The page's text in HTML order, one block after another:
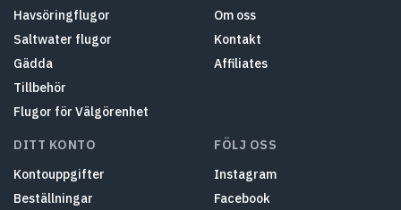
Havsöringflugor
Saltwater flugor
Gädda
Tillbehör
Flugor för Välgörenhet
Om oss
Kontakt
Affiliates
DITT KONTO
Kontouppgifter
Beställningar
FÖLJ OSS
Instagram
Facebook